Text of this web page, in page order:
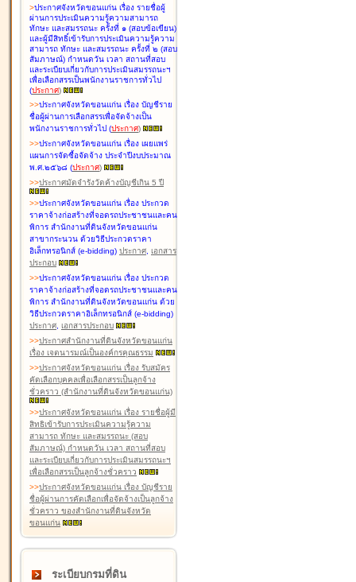
>ประกาศจังหวัดขอนแก่น เรื่อง รายชื่อผู้
ผ่านการประเมินความรู้ความสามารถ
ทักษะ และสมรรถนะ ครั้งที่ ๑ (สอบข้อเขียน)
และผู้มีสิทธิ์เข้ารับการประเมินความรู้ความ
สามารถ ทักษะ และสมรรถนะ ครั้งที่ ๒ (สอบ
สัมภาษณ์) กำหนดวัน เวลา สถานที่สอบ
และระเบียบเกี่ยวกับการประเมินสมรรถนะฯ
เพื่อเลือกสรรเป็นพนักงานราชการทั่วไป
(ประกาศ)
>>ประกาศจังหวัดขอนแก่น เรื่อง บัญชีราย
ชื่อผู้ผ่านการเลือกสรรเพื่อจัดจ้างเป็น
พนักงานราชการทั่วไป (ประกาศ)
>>ประกาศจังหวัดขอนแก่น เรื่อง เผยแพร่
แผนการจัดซื้อจัดจ้าง ประจำปีงบประมาณ
พ.ศ.๒๕๖๘ (ประกาศ)
>>ประกาศมัดจำรังวัดค้างบัญชีเกิน 5 ปี
>>ประกาศจังหวัดขอนแก่น เรื่อง ประกวด
ราคาจ้างก่อสร้างที่จอดรถประชาชนและคน
พิการ สำนักงานที่ดินจังหวัดขอนแก่น
สาขากระนวน ด้วยวิธีประกวดราคา
อิเล็กทรอนิกส์ (e-bidding) ประกาศ, เอกสาร
ประกอบ
>>ประกาศจังหวัดขอนแก่น เรื่อง ประกวด
ราคาจ้างก่อสร้างที่จอดรถประชาชนและคน
พิการ สำนักงานที่ดินจังหวัดขอนแก่น ด้วย
วิธีประกวดราคาอิเล็กทรอนิกส์ (e-bidding)
ประกาศ, เอกสารประกอบ
>>ประกาศสำนักงานที่ดินจังหวัดขอนแก่น
เรื่อง เจตนารมณ์เป็นองค์กรคุณธรรม
>>ประกาศจังหวัดขอนแก่น เรื่อง รับสมัคร
คัดเลือกบุคคลเพื่อเลือกสรรเป็นลูกจ้าง
ชั่วคราว (สำนักงานที่ดินจังหวัดขอนแก่น)
>>ประกาศจังหวัดขอนแก่น เรื่อง รายชื่อผู้มี
สิทธิเข้ารับการประเมินความรู้ความ
สามารถ ทักษะ และสมรรถนะ (สอบ
สัมภาษณ์) กำหนดวัน เวลา สถานที่สอบ
และระเบียบเกี่ยวกับการประเมินสมรรถนะฯ
เพื่อเลือกสรรเป็นลูกจ้างชั่วคราว
>>ประกาศจังหวัดขอนแก่น เรื่อง บัญชีราย
ชื่อผู้ผ่านการคัดเลือกเพื่อจัดจ้างเป็นลูกจ้าง
ชั่วคราว ของสำนักงานที่ดินจังหวัด
ขอนแก่น
ระเบียบกรมที่ดิน